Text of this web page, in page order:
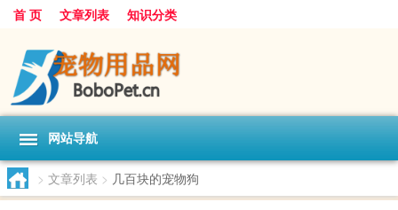
首 页 文章列表 知识分类
网站导航
> 文章列表 > 几百块的宠物狗